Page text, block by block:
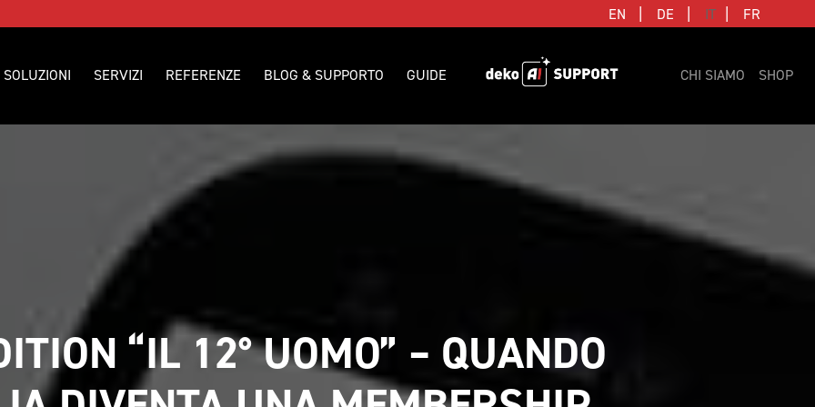
EN DE IT FR
SOLUZIONI SERVIZI REFERENZE BLOG & SUPPORTO GUIDE CHI SIAMO SHOP
“IL 12° UOMO” – QUANDO